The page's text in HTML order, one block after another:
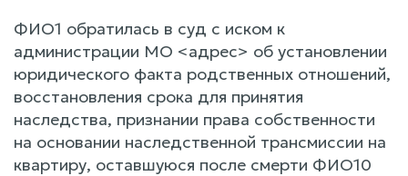
ФИО1 обратилась в суд с иском к
администрации МО <адрес> об установлении
юридического факта родственных отношений,
восстановления срока для принятия
наследства, признании права собственности
на основании наследственной трансмиссии на
квартиру, оставшуюся после смерти ФИО10